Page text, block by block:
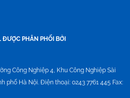
ĐƯỢC PHÂN PHỐI BỞI
Công Nghiệp 4, Khu Công Nghiệp Sài
phố Hà Nội. Điện thoại: 0243 7761 445 Fax: